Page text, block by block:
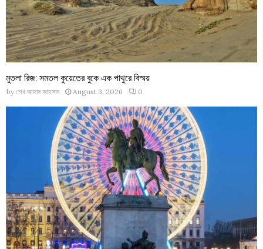
মুতলা রিজ: সমতল কুয়েতের বুকে এক পাথুরে বিস্ময়
by শেখ আহাদ আহসান August 3, 2026 0